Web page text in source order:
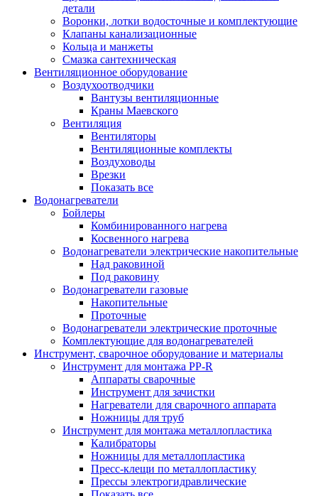
детали
Воронки, лотки водосточные и комплектующие
Клапаны канализационные
Кольца и манжеты
Смазка сантехническая
Вентиляционное оборудование
Воздухоотводчики
Вантузы вентиляционные
Краны Маевского
Вентиляция
Вентиляторы
Вентиляционные комплекты
Воздуховоды
Врезки
Показать все
Водонагреватели
Бойлеры
Комбинированного нагрева
Косвенного нагрева
Водонагреватели электрические накопительные
Над раковиной
Под раковину
Водонагреватели газовые
Накопительные
Проточные
Водонагреватели электрические проточные
Комплектующие для водонагревателей
Инструмент, сварочное оборудование и материалы
Инструмент для монтажа PP-R
Аппараты сварочные
Инструмент для зачистки
Нагреватели для сварочного аппарата
Ножницы для труб
Инструмент для монтажа металлопластика
Калибраторы
Ножницы для металлопластика
Пресс-клещи по металлопластику
Прессы электрогидравлические